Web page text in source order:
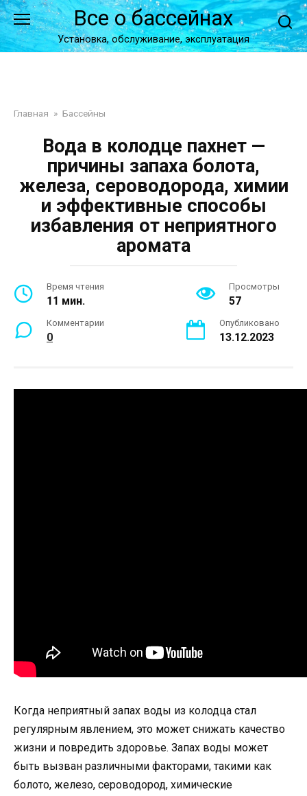
Перейти
к
контенту
Все о бассейнах
Установка, обслуживание, эксплуатация
Главная » Бассейны
Вода в колодце пахнет —
причины запаха болота,
железа, сероводорода, химии
и эффективные способы
избавления от неприятного
аромата
Время чтения
11 мин.
Просмотры
57
Комментарии
0
Опубликовано
13.12.2023
Когда неприятный запах воды из колодца стал
регулярным явлением, это может снижать качество
жизни и повредить здоровье. Запах воды может
быть вызван различными факторами, такими как
болото, железо, сероводород, химические